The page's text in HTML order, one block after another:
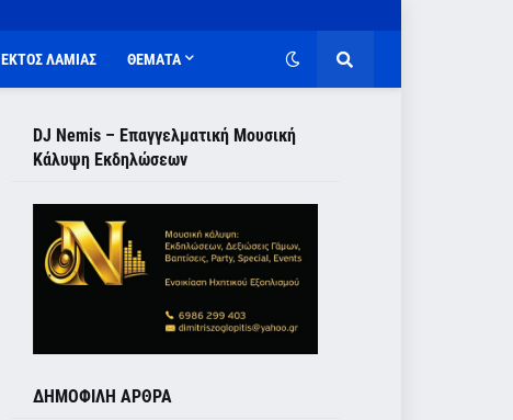
ΕΚΤΟΣ ΛΑΜΙΑΣ ΘΕΜΑΤΑ
DJ Nemis – Επαγγελματική Μουσική
Κάλυψη Εκδηλώσεων
ΔΗΜΟΦΙΛΗ ΑΡΘΡΑ